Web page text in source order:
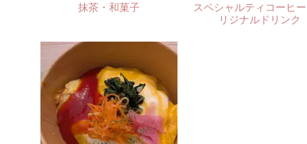
抹茶・和菓子
スペシャルティコーヒ
リジナルドリンク